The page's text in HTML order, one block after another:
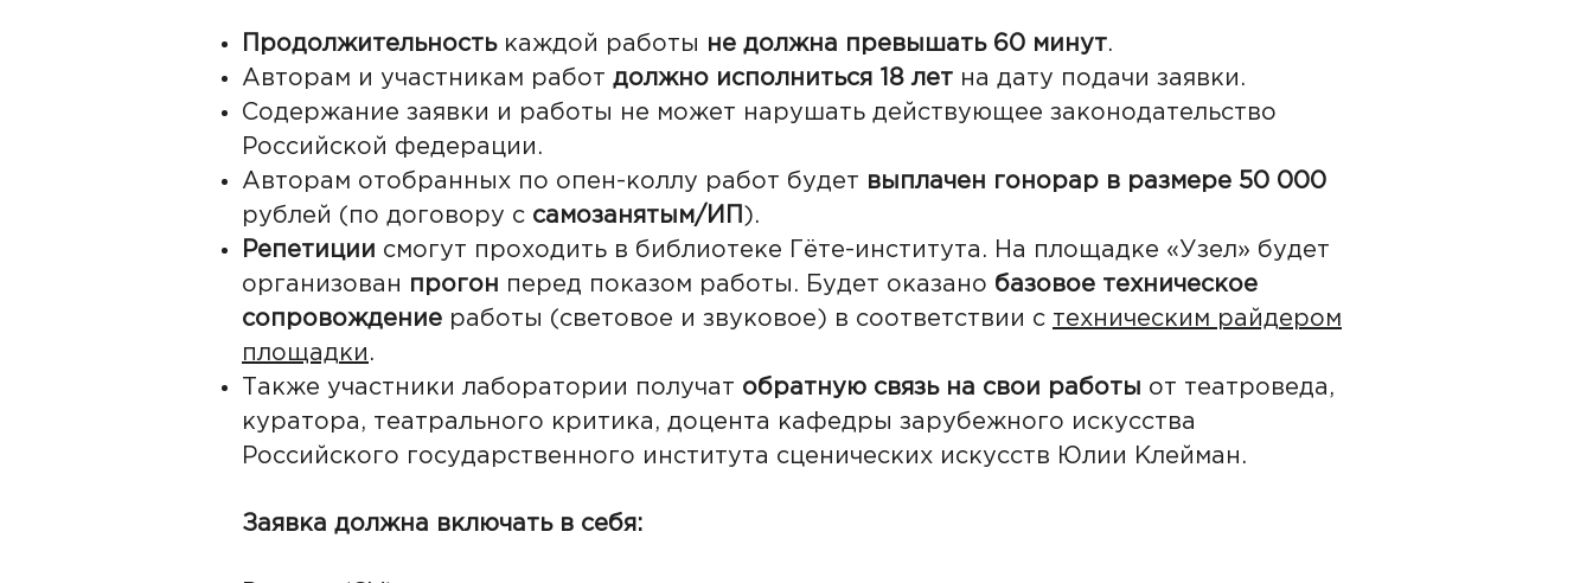
Продолжительностькаждой работы не должна превышать 60 минут.
Авторам и участникам работ должно исполниться 18 лет на дату подачи заявки.
Содержание заявки и работы не может нарушать действующее законодательство
Российской федерации.
Авторам отобранных по опен-коллу работ будет выплачен гонорар в размере 50 000
рублей (по договору с самозанятым/ИП
).
Репетиции смогут проходить в библиотеке Гёте-института. На площадке «Узел» будет
организован прогон перед показом работы. Будет оказано базовое техническое
сопровождение работы (световое и звуковое) в соответствии с техническим райдером
площадки .
Также участники лаборатории получат обратную связь на свои работы от театроведа,
куратора, театрального критика, доцента кафедры зарубежного искусства
Российского государственного института сценических искусств Юлии Клейман.
Заявка должна включать в себя: